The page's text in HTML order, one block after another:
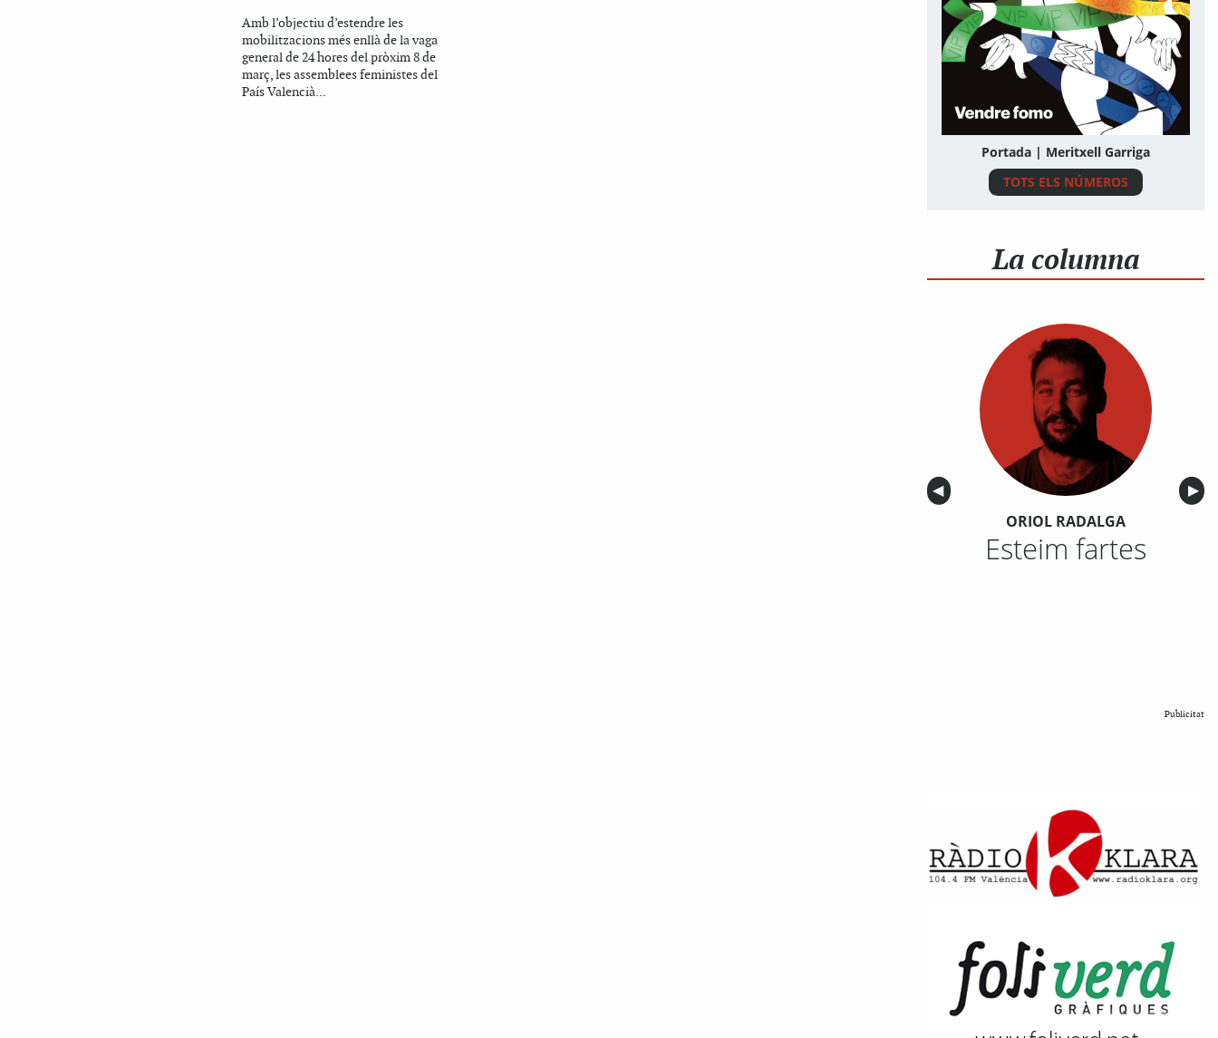
Amb l’objectiu d’estendre les
mobilitzacions més enllà de la vaga
general de 24 hores del pròxim 8 de
març, les assemblees feministes del
País Valencià...
Portada | Meritxell Garriga
TOTS ELS NÚMEROS
La columna
Anterior
◀︎ ▶︎
ORIOL RADALGA
Esteim fartes
Publicitat